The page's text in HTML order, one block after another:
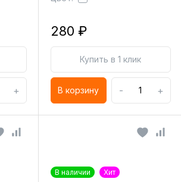
+
280 ₽
Купить в 1 клик
В корзину - +
В наличии Хит